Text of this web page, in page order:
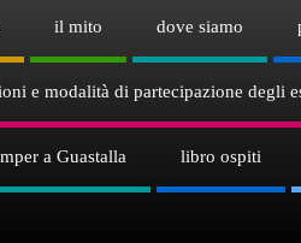
il mito dove siamo
e modalità di partecipazione degli
a Guastalla libro ospiti